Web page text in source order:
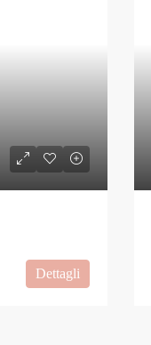
Dettagli